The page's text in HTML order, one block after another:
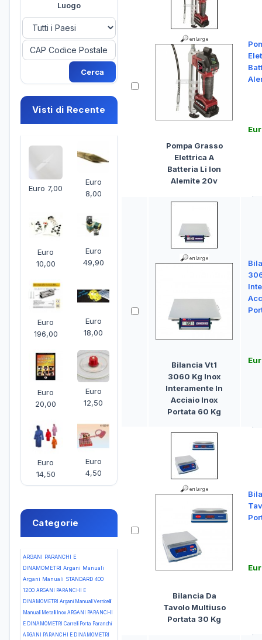
Luogo
Visti di Recente
Euro 7,00
Euro
8,00
Euro
10,00
Euro
49,90
Euro
196,00
Euro
18,00
Euro
20,00
Euro
12,50
Euro
14,50
Euro
4,50
Categorie
ARGANI PARANCHI E
DINAMOMETRI Argani Manuali
Argani Manuali STANDARD 400
1200 ARGANI PARANCHI E
DINAMOMETRI Argani Manuali Verricelli
Manuali Metalli Inox ARGANI PARANCHI
E DINAMOMETRI Carrelli Porta Paranchi
ARGANI PARANCHI E DINAMOMETRI
Pompa Grasso
Elettrica A
Batteria Li Ion
Alemite 20v
Bilancia Vt1
3060 Kg Inox
Interamente In
Acciaio Inox
Portata 60 Kg
Bilancia Da
Tavolo Multiuso
Portata 30 Kg